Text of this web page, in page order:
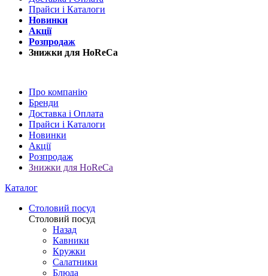
Прайси і Каталоги
Новинки
Акції
Розпродаж
Знижки для HoReCa
Про компанію
Бренди
Доставка і Оплата
Прайси і Каталоги
Новинки
Акції
Розпродаж
Знижки для HoReCa
Каталог
Столовий посуд
Столовий посуд
Назад
Кавники
Кружки
Салатники
Блюда